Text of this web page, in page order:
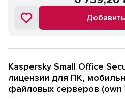
Kaspersky Small Office
лицензии для ПК,
файловых серверов (own